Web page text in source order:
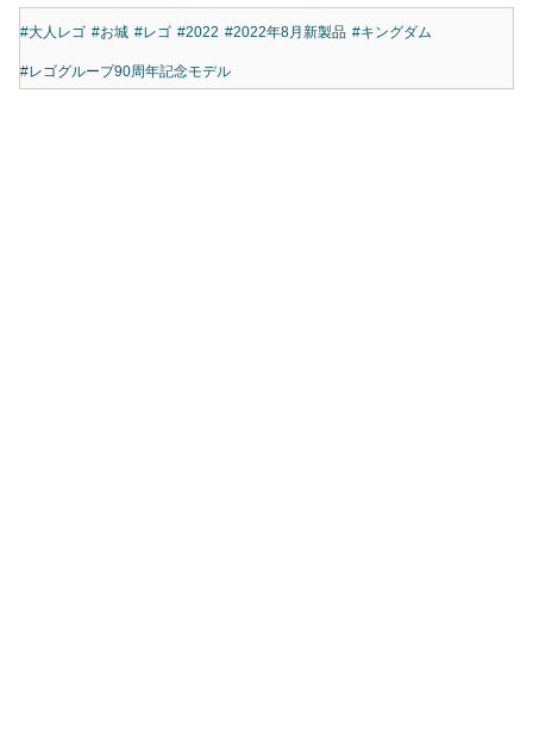
#大人レゴ #お城 #レゴ #2022 #2022年8月新製品 #キングダム
#レゴグループ90周年記念モデル